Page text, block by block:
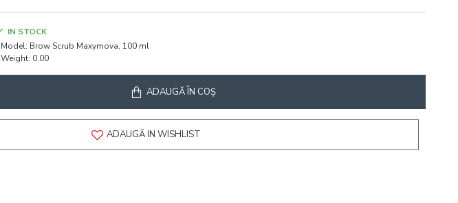
IN STOCK
Model: Brow Scrub Maxymova, 100 ml
Weight: 0.00
ADAUGĂ ÎN COŞ
ADAUGĂ IN WISHLIST